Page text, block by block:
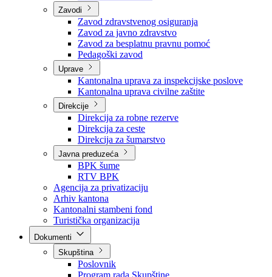
Centar za socijalni rad
Dom za stara i iznemogla lica
Kantonalna bolnica
Zavodi
Zavod zdravstvenog osiguranja
Zavod za javno zdravstvo
Zavod za besplatnu pravnu pomoć
Pedagoški zavod
Uprave
Kantonalna uprava za inspekcijske poslove
Kantonalna uprava civilne zaštite
Direkcije
Direkcija za robne rezerve
Direkcija za ceste
Direkcija za šumarstvo
Javna preduzeća
BPK šume
RTV BPK
Agencija za privatizaciju
Arhiv kantona
Kantonalni stambeni fond
Turistička organizacija